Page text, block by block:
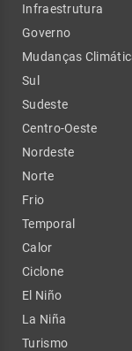
Infraestrutura
Governo
Mudanças
Sul
Sudeste
Centro-Oeste
Nordeste
Norte
Frio
Temporal
Calor
Ciclone
El Niño
La Niña
Turismo